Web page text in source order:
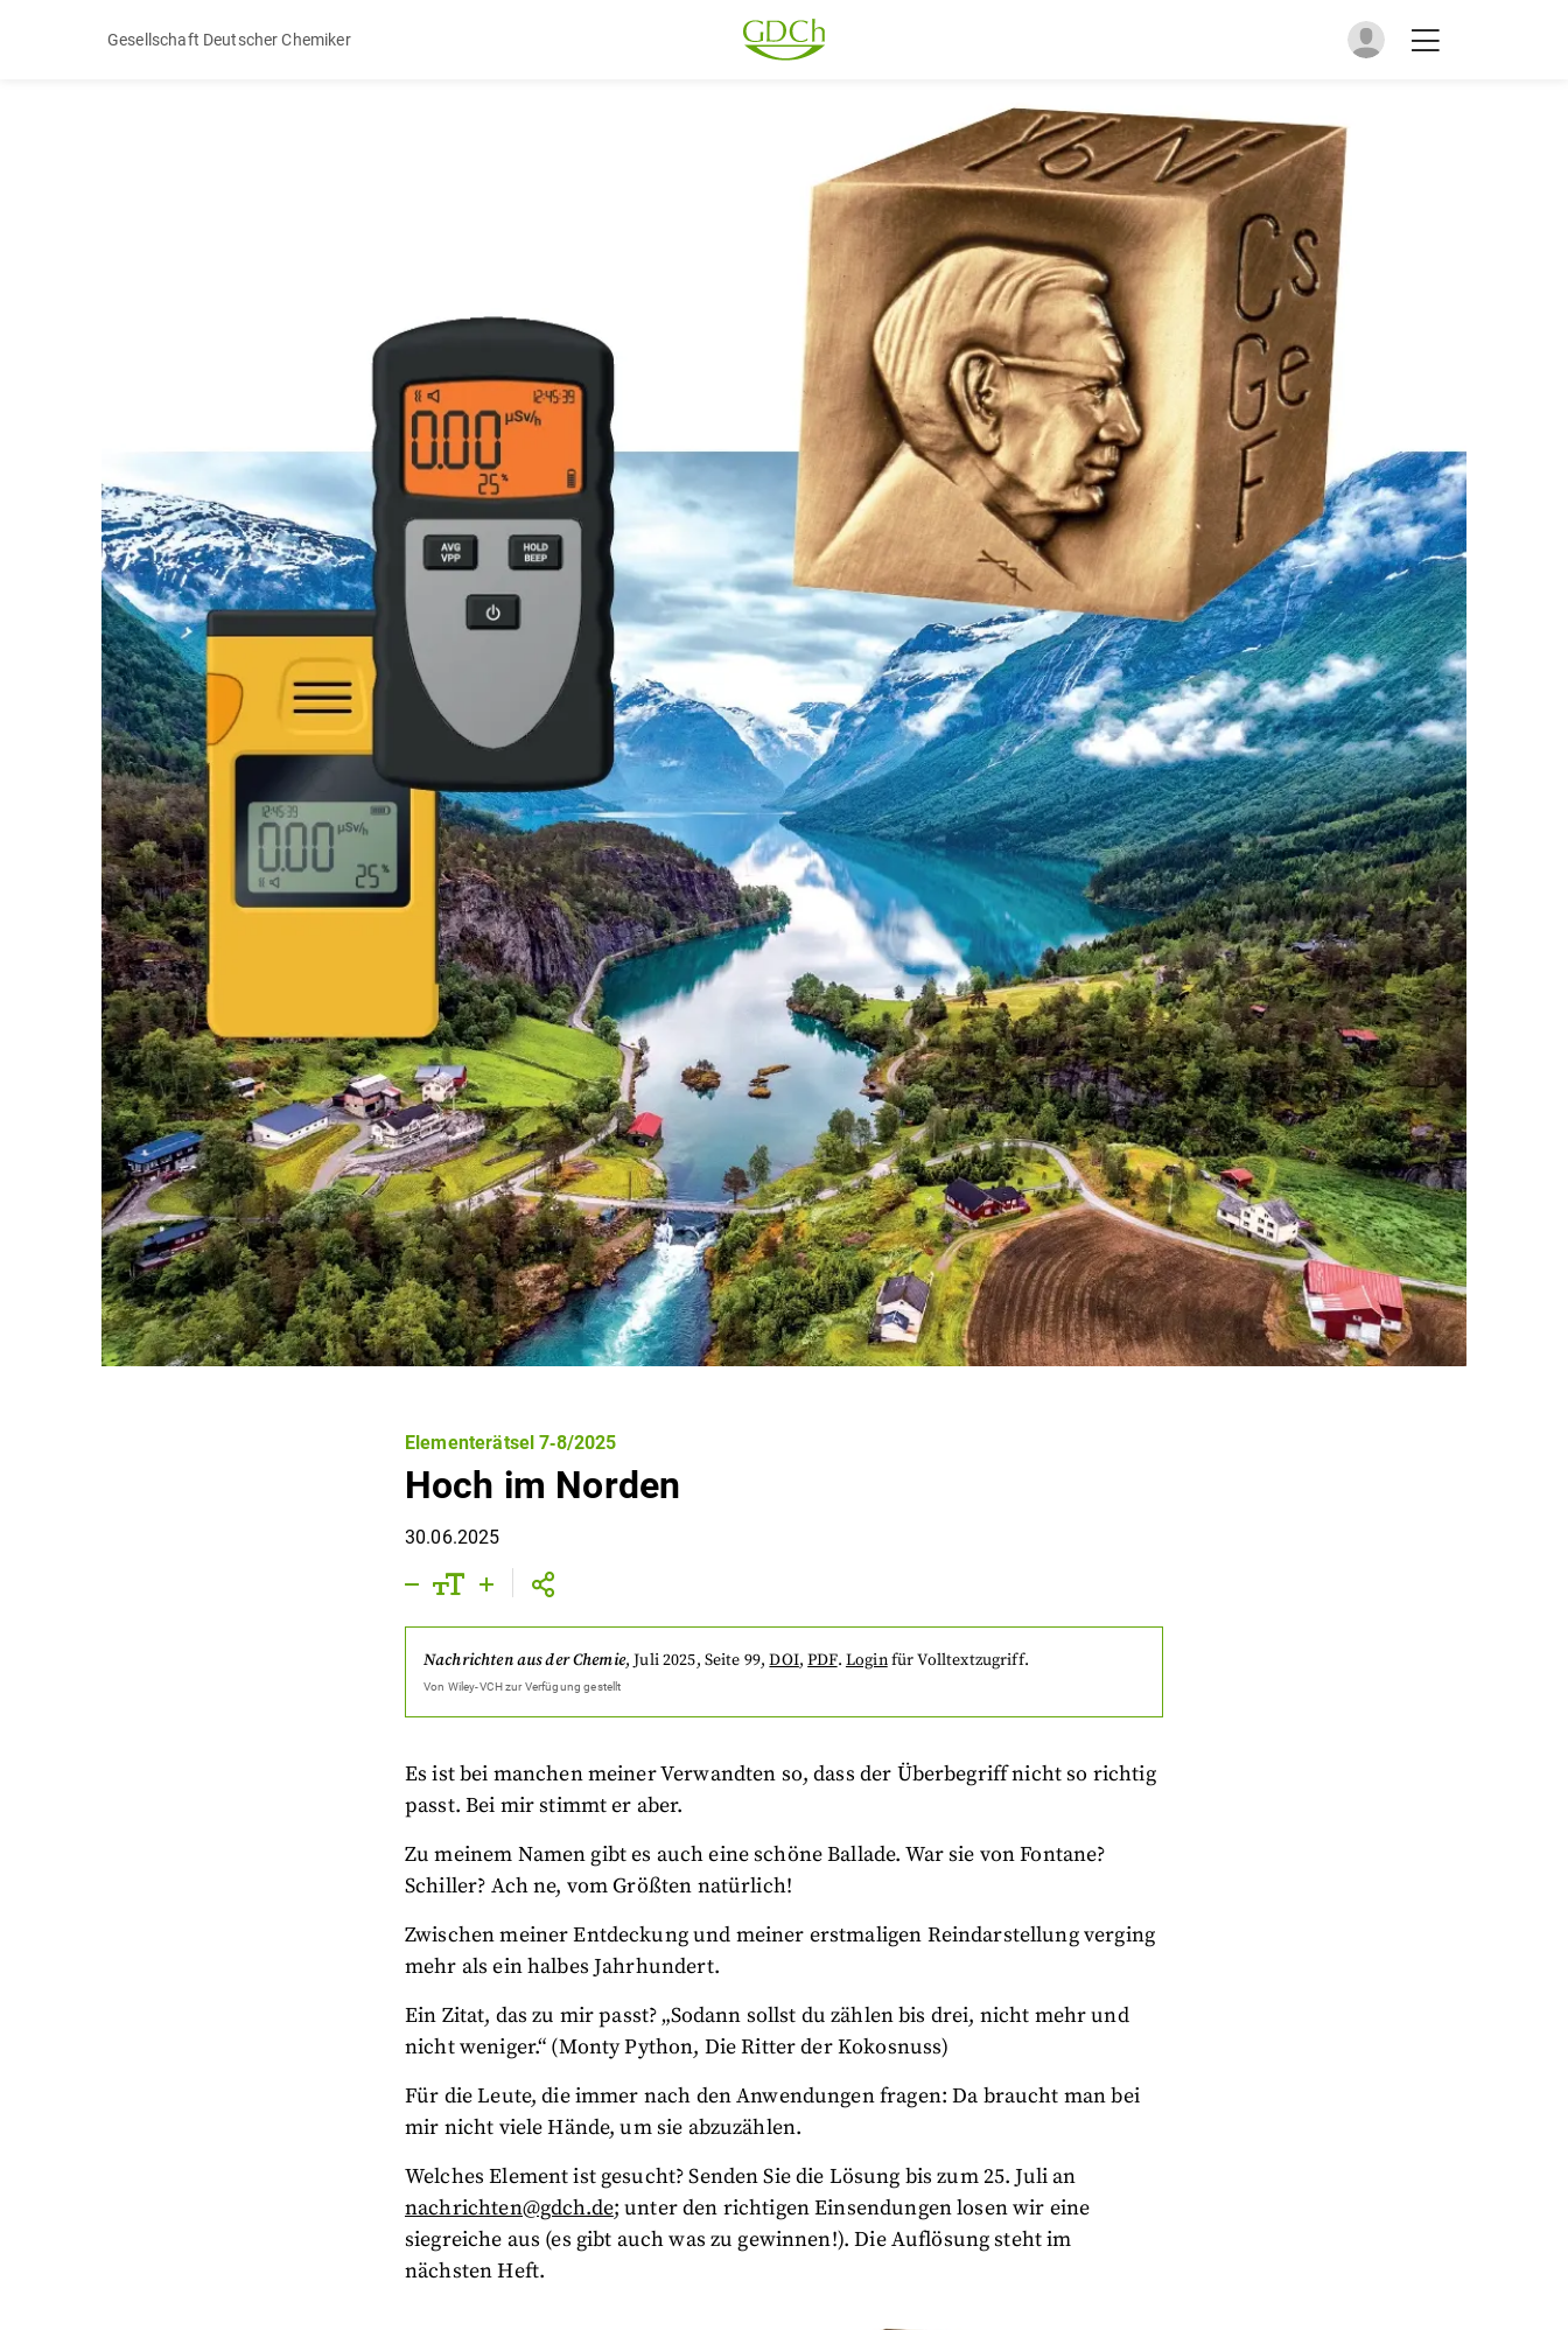
Gesellschaft Deutscher Chemiker
Elementerätsel 7‐8/2025
Hoch im Norden
30.06.2025
Nachrichten aus der Chemie,Juli 2025, Seite 99,DOI,PDF. Loginfür Volltextzugriff.
Von Wiley-VCHzur Verfügung gestellt
Es ist bei manchen meiner Verwandten so, dass der Überbegriff nicht so richtig
passt. Bei mir stimmt er aber.
Zu meinem Namen gibt es auch eine schöne Ballade. War sie von Fontane?
Schiller? Ach ne, vom Größten natürlich!
Zwischen meiner Entdeckung und meiner erstmaligen Reindarstellung verging
mehr als ein halbes Jahrhundert.
Ein Zitat, das zu mir passt? „Sodann sollst du zählen bis drei, nicht mehr und
nicht weniger.“ (Monty Python, Die Ritter der Kokosnuss)
Für die Leute, die immer nach den Anwendungen fragen: Da braucht man bei
mir nicht viele Hände, um sie abzuzählen.
Welches Element ist gesucht? Senden Sie die Lösung bis zum 25. Juli an
nachrichten@gdch.de; unter den richtigen Einsendungen losen wir eine
siegreiche aus (es gibt auch was zu gewinnen!). Die Auflösung steht im
nächsten Heft.